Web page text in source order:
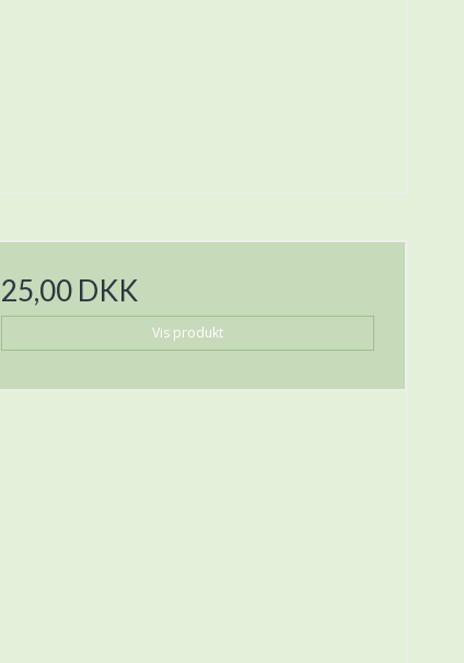
25,00 DKK
Vis produkt